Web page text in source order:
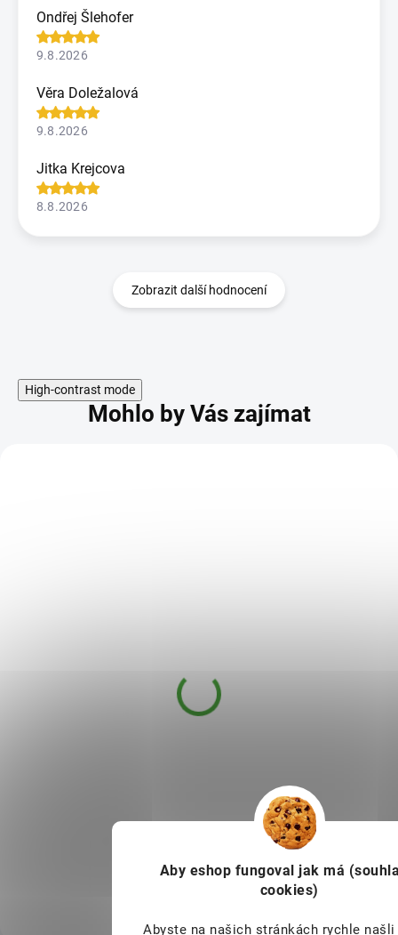
Aby eshop fungoval jak má
cookies)
Abyste na našich stránkách rychle
Ondřej Šlehofer
9.8.2026
Věra Doležalová
9.8.2026
Jitka Krejcova
8.8.2026
Zobrazit další hodnocení
High-contrast mode
Mohlo by Vás zajímat
DOSTUPNÉ DO 1
DNE
v ideálním stechiometrickém